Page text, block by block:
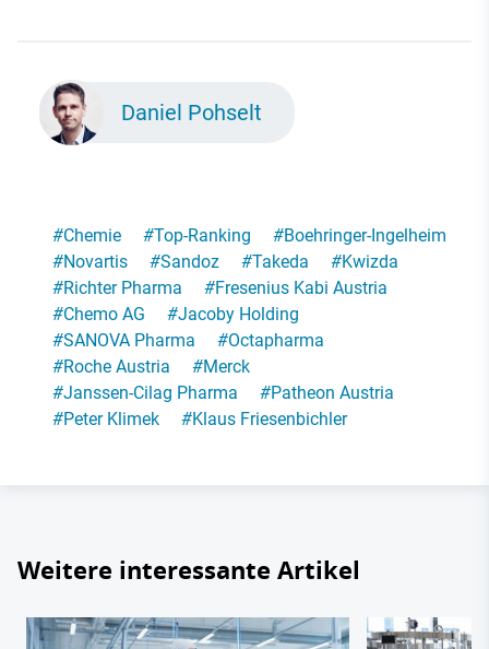
Daniel Pohselt
#Chemie #Top-Ranking #Boehringer-Ingelheim
#Novartis #Sandoz #Takeda #Kwizda
#Richter Pharma #Fresenius Kabi Austria
#Chemo AG #Jacoby Holding
#SANOVA Pharma #Octapharma
#Roche Austria #Merck
#Janssen-Cilag Pharma #Patheon Austria
#Peter Klimek #Klaus Friesenbichler
Weitere interessante Artikel